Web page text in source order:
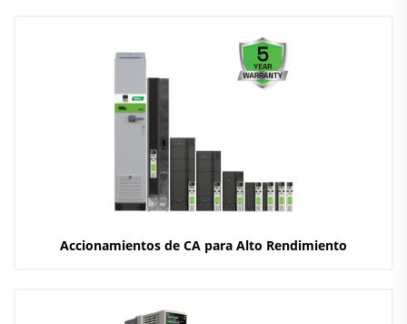
Accionamientos de CA para Alto Rendimiento